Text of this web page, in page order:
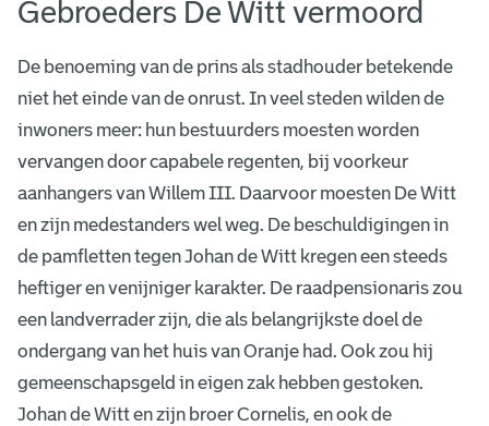
Gebroeders De Witt vermoord
De benoeming van de prins als stadhouder betekende
niet het einde van de onrust. In veel steden wilden de
inwoners meer: hun bestuurders moesten worden
vervangen door capabele regenten, bij voorkeur
aanhangers van Willem III. Daarvoor moesten De Witt
en zijn medestanders wel weg. De beschuldigingen in
de pamfletten tegen Johan de Witt kregen een steeds
heftiger en venijniger karakter. De raadpensionaris zou
een landverrader zijn, die als belangrijkste doel de
ondergang van het huis van Oranje had. Ook zou hij
gemeenschapsgeld in eigen zak hebben gestoken.
Johan de Witt en zijn broer Cornelis, en ook de